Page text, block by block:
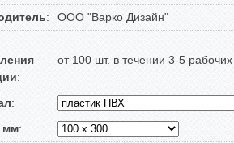
:
ООО "Варко Дизайн"
:
от 100 шт. в течении 3-5
:
мм: